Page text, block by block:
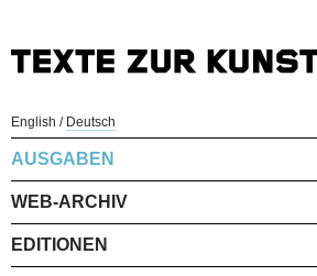
English / Deutsch
AUSGABEN
WEB-ARCHIV
EDITIONEN